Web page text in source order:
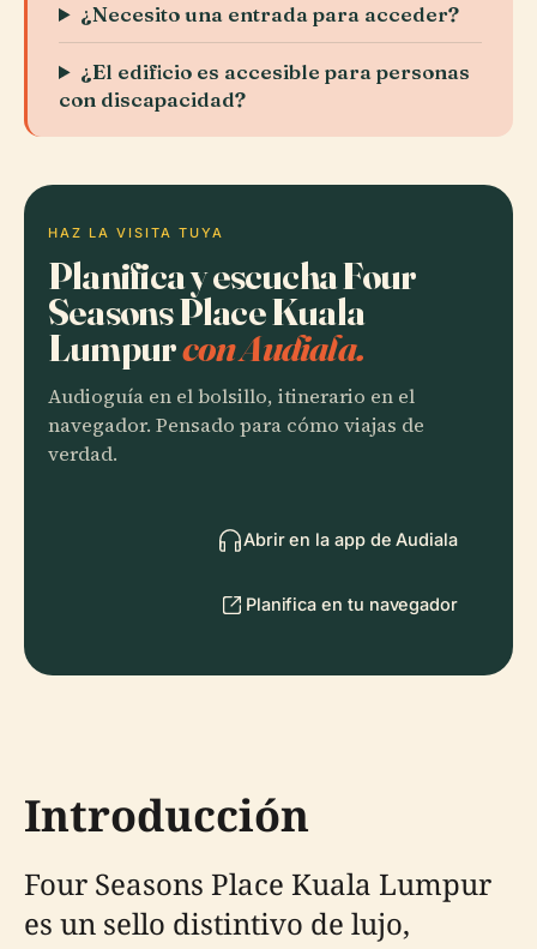
¿Necesito una entrada para acceder?
¿El edificio es accesible para personas
con discapacidad?
HAZ LA VISITA TUYA
Planifica y escucha Four
Seasons Place Kuala
Lumpurcon Audiala.
Audioguía en el bolsillo, itinerario en el
navegador. Pensado para cómo viajas de
verdad.
Abrir en la app de Audiala
Planifica en tu navegador
Introducción
Four Seasons Place Kuala Lumpur
es un sello distintivo de lujo,